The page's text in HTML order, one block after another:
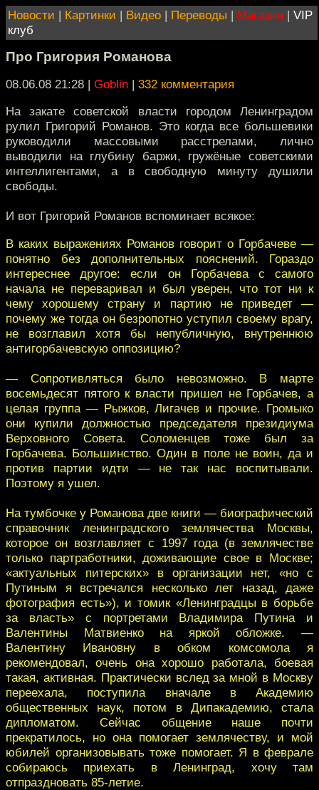
Новости | Картинки | Видео | Переводы | Магазин | VIP
клуб
Про Григория Романова
08.06.08 21:28 | Goblin | 332 комментария
На закате советской власти городом Ленинградом
рулил Григорий Романов. Это когда все большевики
руководили массовыми расстрелами, лично
выводили на глубину баржи, гружёные советскими
интеллигентами, а в свободную минуту душили
свободы.
И вот Григорий Романов вспоминает всякое:
В каких выражениях Романов говорит о Горбачеве —
понятно без дополнительных пояснений. Гораздо
интереснее другое: если он Горбачева с самого
начала не переваривал и был уверен, что тот ни к
чему хорошему страну и партию не приведет —
почему же тогда он безропотно уступил своему врагу,
не возглавил хотя бы непубличную, внутреннюю
антигорбачевскую оппозицию?
— Сопротивляться было невозможно. В марте
восемьдесят пятого к власти пришел не Горбачев, а
целая группа — Рыжков, Лигачев и прочие. Громыко
они купили должностью председателя президиума
Верховного Совета. Соломенцев тоже был за
Горбачева. Большинство. Один в поле не воин, да и
против партии идти — не так нас воспитывали.
Поэтому я ушел.
На тумбочке у Романова две книги — биографический
справочник ленинградского землячества Москвы,
которое он возглавляет с 1997 года (в землячестве
только партработники, доживающие свое в Москве;
«актуальных питерских» в организации нет, «но с
Путиным я встречался несколько лет назад, даже
фотография есть»), и томик «Ленинградцы в борьбе
за власть» с портретами Владимира Путина и
Валентины Матвиенко на яркой обложке. —
Валентину Ивановну в обком комсомола я
рекомендовал, очень она хорошо работала, боевая
такая, активная. Практически вслед за мной в Москву
переехала, поступила вначале в Академию
общественных наук, потом в Дипакадемию, стала
дипломатом. Сейчас общение наше почти
прекратилось, но она помогает землячеству, и мой
юбилей организовывать тоже помогает. Я в феврале
собираюсь приехать в Ленинград, хочу там
отпраздновать 85-летие.